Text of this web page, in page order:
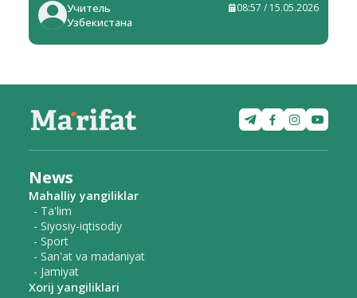
Учитель
Узбекистана
08:57 / 15.05.2026
News
Mahalliy yangiliklar
- Ta'lim
- Siyosiy-iqtisodiy
- Sport
- San'at va madaniyat
- Jamiyat
Xorij yangiliklari